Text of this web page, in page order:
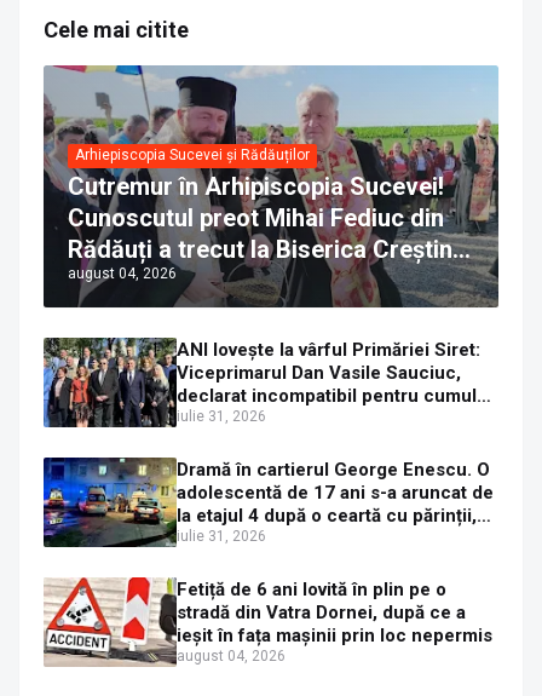
Cele mai citite
Arhiepiscopia Sucevei și Rădăuților
Cutremur în Arhipiscopia Sucevei!
Cunoscutul preot Mihai Fediuc din
Rădăuți a trecut la Biserica Creștină
Ortodoxă Valahă. ÎPS Calinic anunță
că îi pregătește judecata canonică
august 04, 2026
ANI lovește la vârful Primăriei Siret:
Viceprimarul Dan Vasile Sauciuc,
declarat incompatibil pentru cumul
de funcții
iulie 31, 2026
Dramă în cartierul George Enescu. O
adolescentă de 17 ani s-a aruncat de
la etajul 4 după o ceartă cu părinții,
pe fondul consumului de alcool în
iulie 31, 2026
Fetiță de 6 ani lovită în plin pe o
stradă din Vatra Dornei, după ce a
ieșit în fața mașinii prin loc nepermis
august 04, 2026